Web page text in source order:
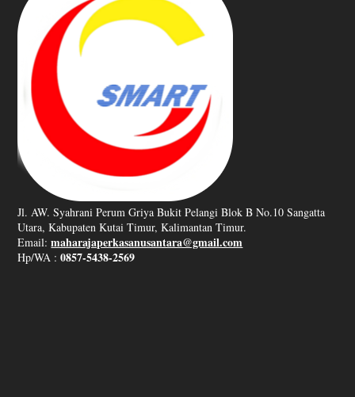
Jl. AW. Syahrani Perum Griya Bukit Pelangi Blok B No.10 Sangatta
Utara, Kabupaten Kutai Timur, Kalimantan Timur.
Email:maharajaperkasanusantara@gmail.com
Hp/WA :0857-5438-2569